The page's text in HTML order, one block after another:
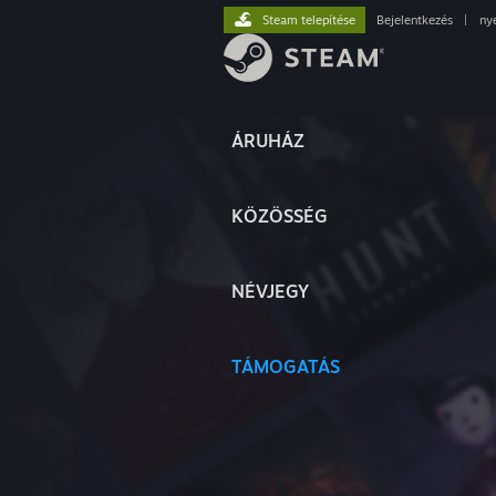
ÁRUHÁZ
KÖZÖSSÉG
NÉVJEGY
TÁMOGATÁS
Steam telepítése Bejelentkezés